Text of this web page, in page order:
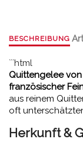
BESCHREIBUNG
```html
Quittengelee
französischer
aus reinem
oft
Herkunft &